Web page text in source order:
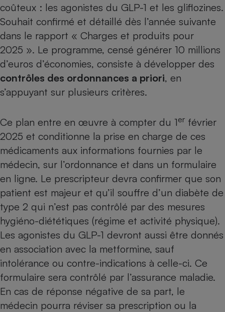
coûteux : les agonistes du GLP-1 et les gliflozines.
Souhait confirmé et détaillé dès l’année suivante
dans le rapport « Charges et produits pour
2025 ». Le programme, censé générer 10 millions
d’euros d’économies, consiste à développer des
contrôles des ordonnances a priori, en
s’appuyant sur plusieurs critères.
Ce plan entre en œuvre à compter du 1er février
2025 et conditionne la prise en charge de ces
médicaments aux informations fournies par le
médecin, sur l’ordonnance et dans un formulaire
en ligne. Le prescripteur devra confirmer que son
patient est majeur et qu’il souffre d’un diabète de
type 2 qui n’est pas contrôlé par des mesures
hygiéno-diététiques (régime et activité physique).
Les agonistes du GLP-1 devront aussi être donnés
en association avec la metformine, sauf
intolérance ou contre-indications à celle-ci. Ce
formulaire sera contrôlé par l’assurance maladie.
En cas de réponse négative de sa part, le
médecin pourra réviser sa prescription ou la
Climatiseur -
Ventilateur
Cafetière à expressos
Robot ménager
Antivirus